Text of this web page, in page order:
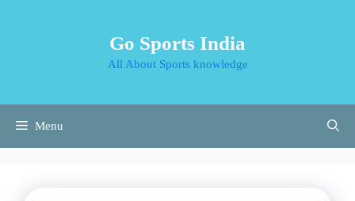
Go Sports India
All About Sports knowledge
Menu